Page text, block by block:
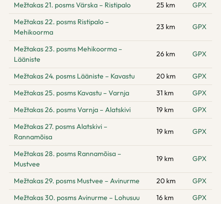
Mežtakas 21. posms Värska – Ristipalo
25 km
GPX
Mežtakas 22. posms Ristipalo –
Mehikoorma
23 km GPX
Mežtakas 23. posms Mehikoorma –
Lääniste
26 km GPX
Mežtakas 24. posms Lääniste – Kavastu 20 km
GPX
Mežtakas 25. posms Kavastu – Varnja
31 km
GPX
Mežtakas 26. posms Varnja – Alatskivi
19 km
GPX
Mežtakas 27. posms Alatskivi –
Rannamõisa
19 km GPX
Mežtakas 28. posms Rannamõisa –
Mustvee
19 km GPX
Mežtakas 29. posms Mustvee – Avinurme 20 km
GPX
Mežtakas 30. posms Avinurme – Lohusuu
16 km GPX